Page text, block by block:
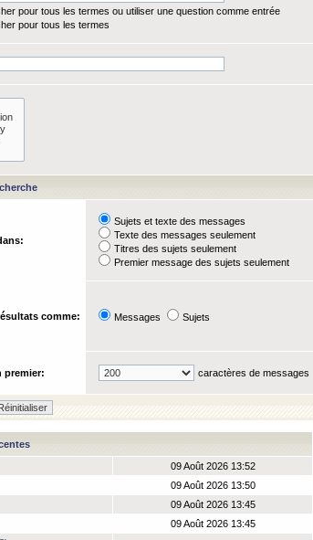
pour tous les termes ou utiliser une question comme entrée
pour tous les termes
Sujets et texte des messages
Texte des messages seulement
Titres des sujets seulement
Premier message des sujets seulement
comme: Messages Sujets
premier: caractères de messages
09 Août 2026 13:52
09 Août 2026 13:50
09 Août 2026 13:45
09 Août 2026 13:45